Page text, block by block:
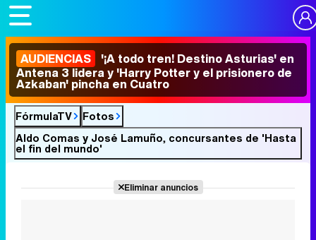
AUDIENCIAS '¡A todo tren! Destino Asturias' en
Antena 3 lidera y 'Harry Potter y el prisionero de
Azkaban' pincha en Cuatro
FórmulaTV
Fotos
Aldo Comas y José Lamuño, concursantes de 'Hasta
el fin del mundo'
Eliminar anuncios